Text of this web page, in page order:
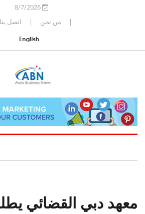
8/7/2026
|
من نحن | اتصل بنا
معهد دبي القضائي